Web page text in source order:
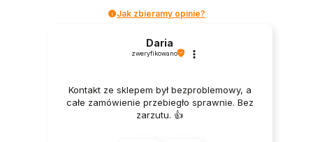
Jak zbieramy opinie?
Daria
zweryfikowano
Kontakt ze sklepem był bezproblemowy, a
całe zamówienie przebiegło sprawnie. Bez
zarzutu. 👍️